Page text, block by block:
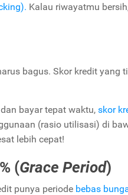
Kalau riwayatmu
bagus. Skor kredit yang
bayar tepat waktu, skor
(rasio utilisasi) di
lebih cepat!
(Grace Period)
punya periode bebas